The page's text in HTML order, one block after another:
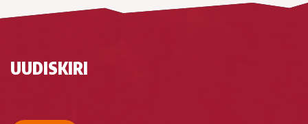
UUDISKIRI